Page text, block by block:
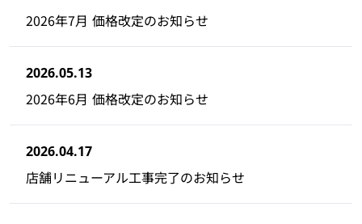
2026年7月 価格改定のお知らせ
2026.05.13
2026年6月 価格改定のお知らせ
2026.04.17
店舗リニューアル工事完了のお知らせ